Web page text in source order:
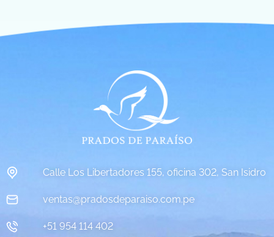
Calle Los Libertadores 155, oficina 302, San Isidro
ventas@pradosdeparaiso.com.pe
+51 954 114 402